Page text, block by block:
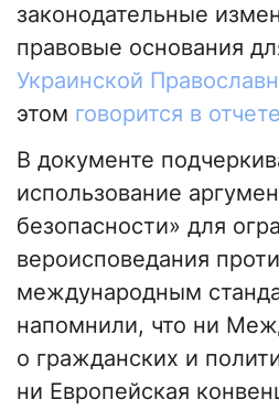
законодательные
правовые основания
Украинской
этом говорится в
В документе
использование
безопасности» для
вероисповедания
международным
напомнили, что ни
о гражданских и
ни Европейская